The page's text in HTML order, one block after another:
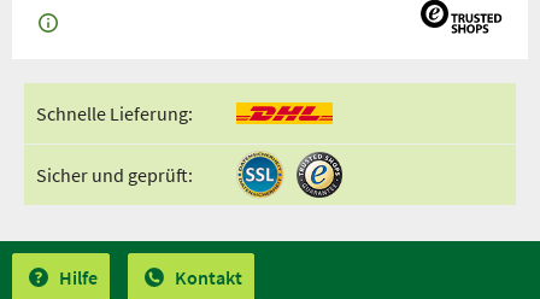
Schnelle Lieferung:
Sicher und geprüft:
Hilfe Kontakt